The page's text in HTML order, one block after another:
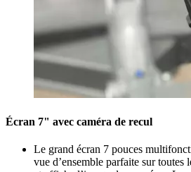
Écran 7" avec caméra de recul
Le grand écran 7 pouces
vue d’ensemble parfaite sur toutes